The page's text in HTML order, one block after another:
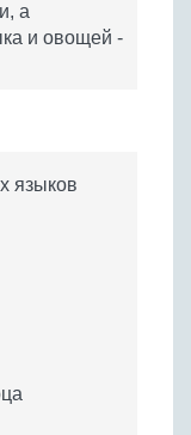
а
и овощей -
языков